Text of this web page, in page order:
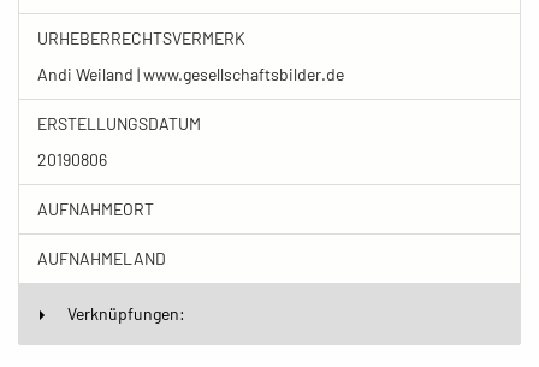
URHEBERRECHTSVERMERK
Andi Weiland | www.gesellschaftsbilder.de
ERSTELLUNGSDATUM
20190806
AUFNAHMEORT
AUFNAHMELAND
Verknüpfungen: